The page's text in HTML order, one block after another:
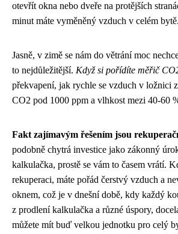
otevřít okna nebo dveře na protějších
minut máte vyměněný vzduch v celém bytě.
Jasně, v zimě se nám do větrání moc
to nejdůležitější. Když si pořídíte měřič
překvapení, jak rychle se vzduch v ložnici
CO2 pod 1000 ppm a vlhkost mezi 40-60
Fakt zajímavým řešením jsou
podobně chytrá investice jako zákonný
kalkulačka, prostě se vám to časem vrátí.
rekuperaci, máte pořád čerstvý vzduch a
oknem, což je v dnešní době, kdy každý
z prodlení kalkulačka a různé úspory,
můžete mít buď velkou jednotku pro celý